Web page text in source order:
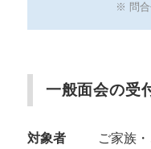
※ 問合
一般面会の受
対象者 ご家族